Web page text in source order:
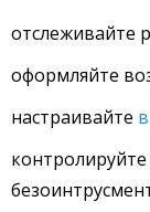
отслеживайте
оформляйте
настраивайте